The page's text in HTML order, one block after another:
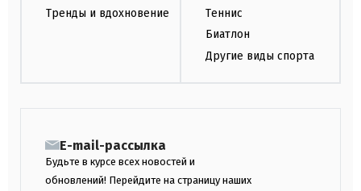
Тренды и вдохновение
Теннис
Биатлон
Другие виды спорта
E-mail-рассылка
Будьте в курсе всех новостей и
обновлений! Перейдите на страницу наших